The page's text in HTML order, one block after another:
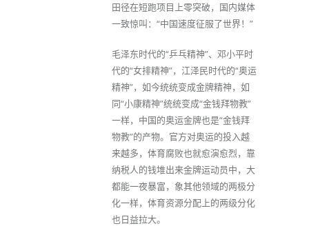
田径在短跑项目上零突破，国内媒体
一致惊叫：“中国速度征服了世界！”
毛泽东时代的“乒乓精神”、邓小平时
代的“女排精神”，江泽民时代的“奥运
精神”，如今统统变成金牌精神，如
同“小康精神”统统变成“金钱拜物教”
一样，中国的奥运金牌也是“金钱拜
物教”的产物。官方对奥运的投入越
来越多，体育腐败也就愈演愈烈，靠
纳税人的钱堆出来金牌运动员中，大
都能一夜暴富，象其他领域的两极分
化一样，体育资源分配上的两级分化
也日益拉大。